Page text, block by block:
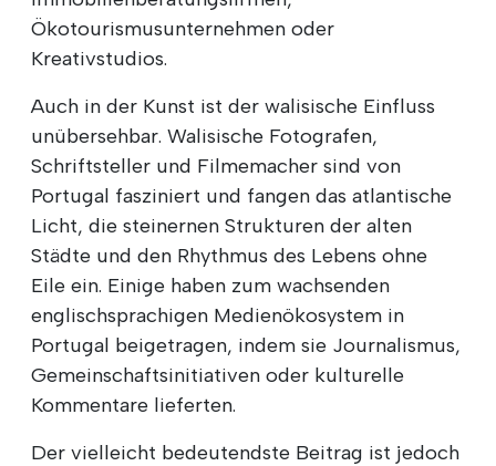
Ökotourismusunternehmen oder
Kreativstudios.
Auch in der Kunst ist der walisische Einfluss
unübersehbar. Walisische Fotografen,
Schriftsteller und Filmemacher sind von
Portugal fasziniert und fangen das atlantische
Licht, die steinernen Strukturen der alten
Städte und den Rhythmus des Lebens ohne
Eile ein. Einige haben zum wachsenden
englischsprachigen Medienökosystem in
Portugal beigetragen, indem sie Journalismus,
Gemeinschaftsinitiativen oder kulturelle
Kommentare lieferten.
Der vielleicht bedeutendste Beitrag ist jedoch